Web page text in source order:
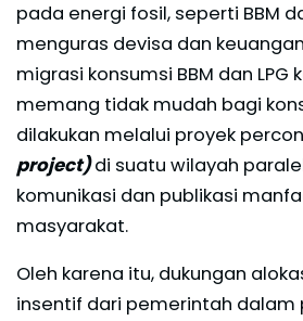
pada energi fosil, seperti BBM
menguras devisa dan
migrasi konsumsi BBM dan LPG
memang tidak mudah bagi
dilakukan melalui proyek
project)di suatu wilayah
komunikasi dan publikasi
masyarakat.
Oleh karena itu, dukungan
insentif dari pemerintah dalam